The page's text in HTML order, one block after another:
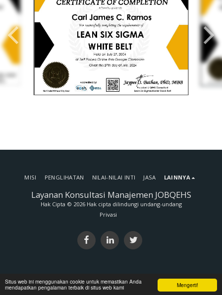
Mengerti!
Situs web ini menggunakan cookie untuk memastikan Anda
mendapatkan pengalaman terbaik di situs web kami
Layanan Konsultasi Manajemen JOBQEHS
Hak Cipta © 2026 Hak cipta dilindungi undang-undang
Privasi
MISI PENGLIHATAN NILAI-NILAI INTI JASA LAINNYA